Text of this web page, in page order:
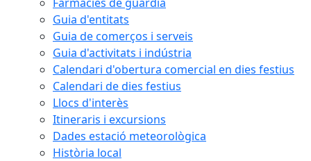
Guia d'entitats
Guia de comerços i serveis
Guia d'activitats i indústria
Calendari d'obertura comercial en dies festius
Calendari de dies festius
Llocs d'interès
Itineraris i excursions
Dades estació meteorològica
Història local